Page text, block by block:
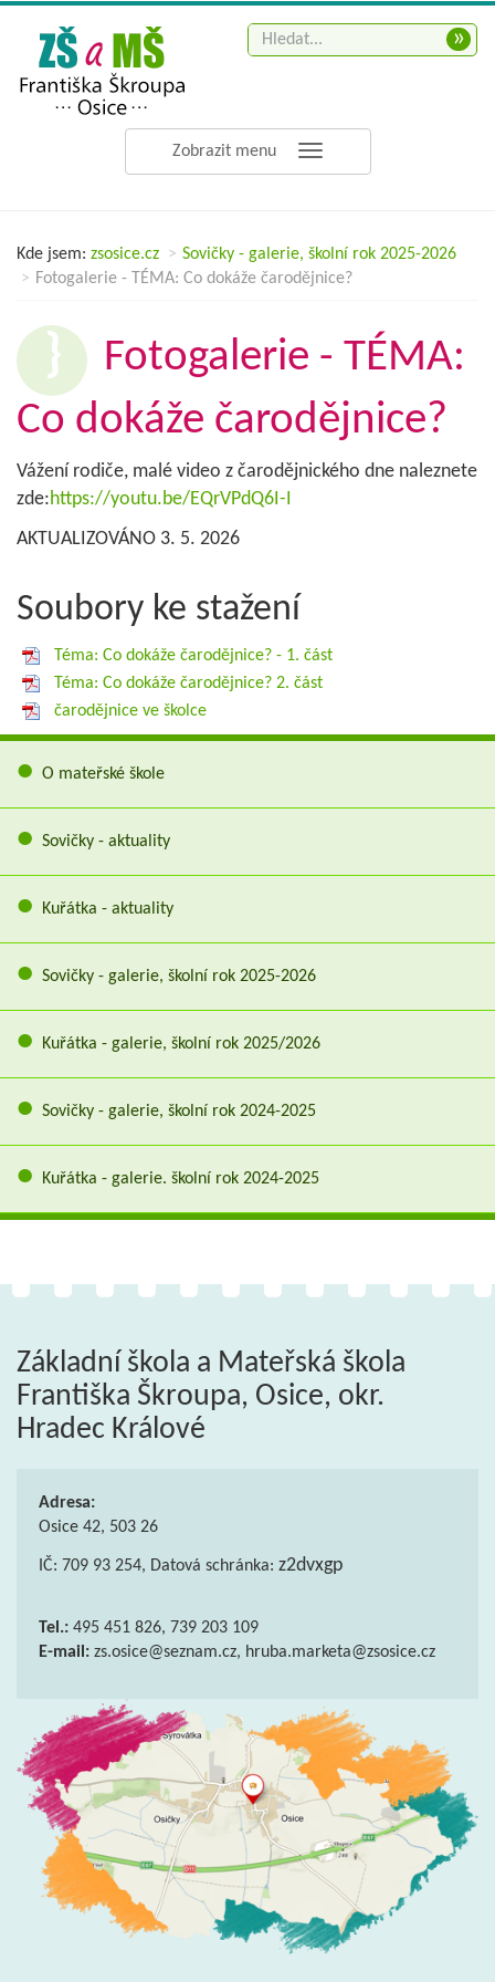
Zobrazit menu
»
Kde jsem: zsosice.cz
Sovičky - galerie, školní rok 2025-2026
Fotogalerie - TÉMA: Co dokáže čarodějnice?
Fotogalerie - TÉMA:
Co dokáže čarodějnice?
Vážení rodiče, malé video z čarodějnického dne naleznete
zde:https://youtu.be/EQrVPdQ6I-I
AKTUALIZOVÁNO 3. 5. 2026
Soubory ke stažení
Téma: Co dokáže čarodějnice? - 1. část
Téma: Co dokáže čarodějnice? 2. část
čarodějnice ve školce
O mateřské škole
Sovičky - aktuality
Kuřátka - aktuality
Sovičky - galerie, školní rok 2025-2026
Kuřátka - galerie, školní rok 2025/2026
Sovičky - galerie, školní rok 2024-2025
Kuřátka - galerie. školní rok 2024-2025
Základní škola a Mateřská škola
Františka Škroupa, Osice, okr.
Hradec Králové
Adresa:
Osice 42, 503 26
IČ: 709 93 254, Datová schránka: z2dvxgp
Tel.: 495 451 826, 739 203 109
E-mail: zs.osice@seznam.cz, hruba.marketa@zsosice.cz